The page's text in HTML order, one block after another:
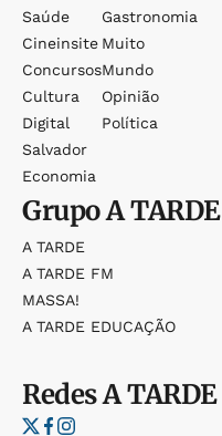
Saúde
Cineinsite
Concursos
Cultura
Digital
Salvador
Economia
Gastronomia
Muito
Mundo
Opinião
Política
GrupoA TARDE
A TARDE
A TARDE FM
MASSA!
A TARDE EDUCAÇÃO
RedesA TARDE